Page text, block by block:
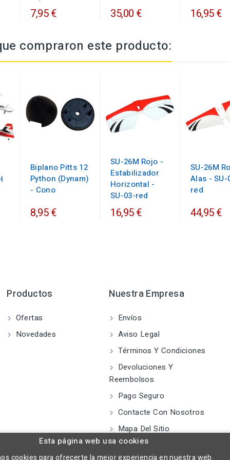
7,95 € 35,00 € 16,95 €
compraron este producto:
Biplano Pitts 12
Python (Dynam)
- Cono
8,95 €
SU-26M Rojo -
Estabilizador
Horizontal -
SU-03-red
16,95 €
SU-26M
Alas - SU-
red
44,95 €
Productos
Ofertas
Novedades
Nuestra Empresa
Envíos
Aviso Legal
Términos Y Condiciones
Devoluciones Y
Reembolsos
Pago Seguro
Contacte Con Nosotros
Mapa Del Sitio
Esta página web usa cookies
cookies para ofrecerte la mejor experiencia en nuestra web.